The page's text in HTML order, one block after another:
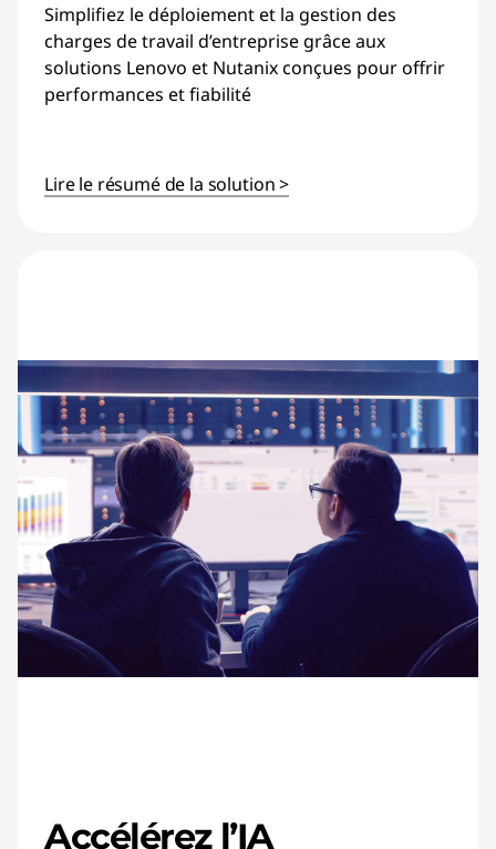
Simplifiez le déploiement et la gestion des
charges de travail d’entreprise grâce aux
solutions Lenovo et Nutanix conçues pour offrir
performances et fiabilité
Lire le résumé de la solution >
Accélérez l’IA